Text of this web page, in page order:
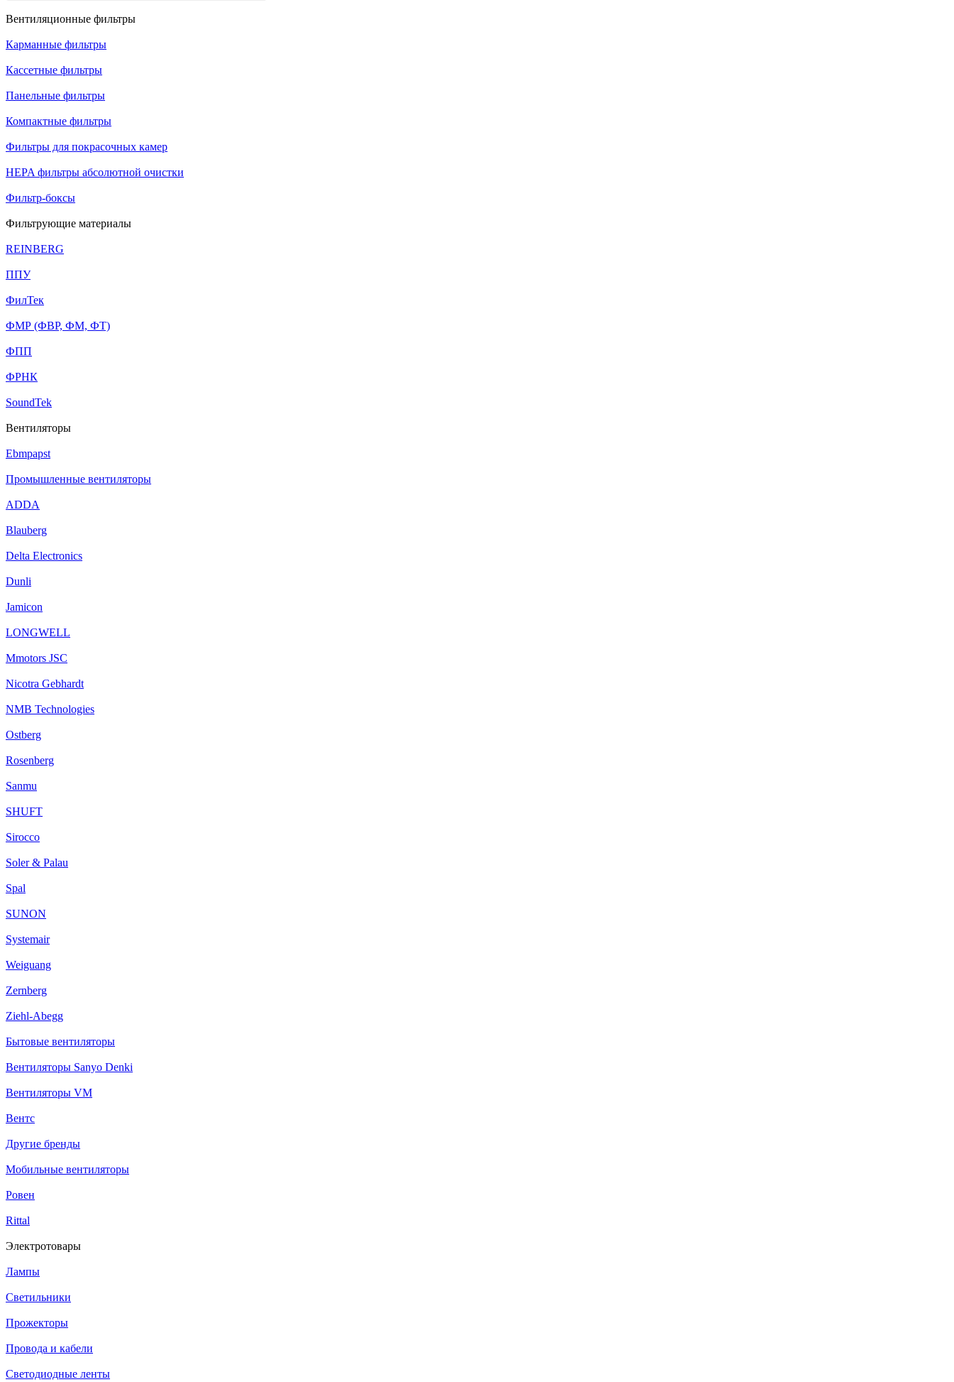
Вентиляционные фильтры
Карманные фильтры
Кассетные фильтры
Панельные фильтры
Компактные фильтры
Фильтры для покрасочных камер
HEPA фильтры абсолютной очистки
Фильтр-боксы
Фильтрующие материалы
REINBERG
ППУ
ФилТек
ФМР (ФВР, ФМ, ФТ)
ФПП
ФРНК
SoundTek
Вентиляторы
Ebmpapst
Промышленные вентиляторы
ADDA
Blauberg
Delta Electronics
Dunli
Jamicon
LONGWELL
Mmotors JSC
Nicotra Gebhardt
NMB Technologies
Ostberg
Rosenberg
Sanmu
SHUFT
Sirocco
Soler & Palau
Spal
SUNON
Systemair
Weiguang
Zernberg
Ziehl-Abegg
Бытовые вентиляторы
Вентиляторы Sanyo Denki
Вентиляторы VM
Вентс
Другие бренды
Мобильные вентиляторы
Ровен
Rittal
Электротовары
Лампы
Светильники
Прожекторы
Провода и кабели
Светодиодные ленты